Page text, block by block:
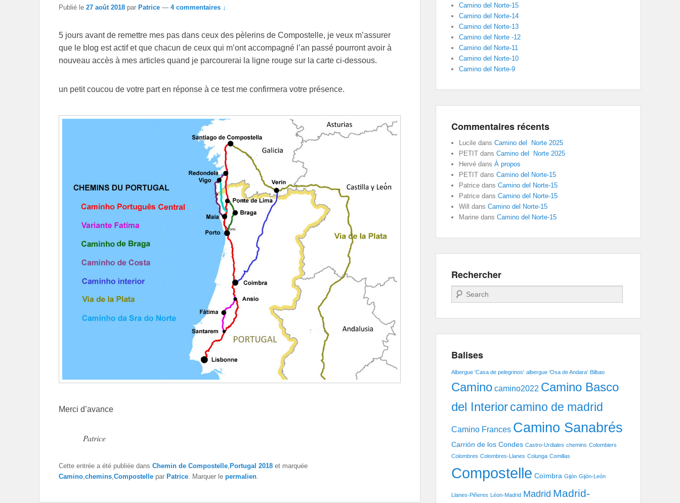
Publié le 27 août 2018 par Patrice — 4 commentaires ↓
5 jours avant de remettre mes pas dans ceux des pèlerins de Compostelle, je veux m’assurer
que le blog est actif et que chacun de ceux qui m’ont accompagné l’an passé pourront avoir à
nouveau accès à mes articles quand je parcourerai la ligne rouge sur la carte ci-dessous.
un petit coucou de votre part en réponse à ce test me confirmera votre présence.
Merci d’avance
Patrice
Cette entrée a été publiée dans Chemin de Compostelle, Portugal 2018 et marquée
Camino,chemins,Compostelle par Patrice. Marquer le permalien.
Camino del Norte-15
Camino del Norte-14
Camino del Norte-13
Camino del Norte -12
Camino del Norte-11
Camino del Norte-10
Camino del Norte-9
Commentaires récents
Lucile dans Camino del Norte 2025
PETIT dans Camino del Norte 2025
Hervé dans À propos
PETIT dans Camino del Norte-15
Patrice dans Camino del Norte-15
Patrice dans Camino del Norte-15
Will
dans Camino del Norte-15
Marine dans Camino del Norte-15
Rechercher
Recherche
Balises
Albergue 'Casa de pelegrinos' albergue 'Osa de Andara' Bilbao
Camino camino2022 Camino Basco
del Interiorcamino de madrid
Camino Frances Camino Sanabrés
Carrión de los Condes Castro-Urdiales chemins Colombiers
Colombres Colombres-Llanes Colunga Comillas
Compostelle Coïmbra Gijón Gijón-León
Llanes-Piñeres Léon-Madrid Madrid Madrid-